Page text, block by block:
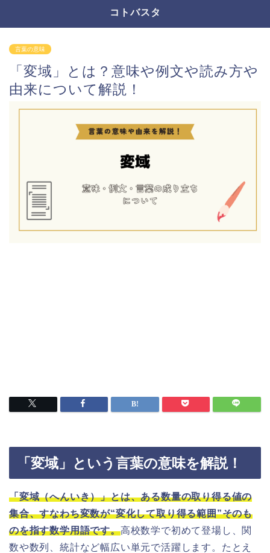
コトバスタ
言葉の意味
「変域」とは？意味や例文や読み方や
由来について解説！
「変域」という言葉の意味を解説！
「変域（へんいき）」とは、ある数量の取り得る値の
集合、すなわち変数が“変化して取り得る範囲”そのも
のを指す数学用語です。高校数学で初めて登場し、関
数や数列、統計など幅広い単元で活躍します。たとえ